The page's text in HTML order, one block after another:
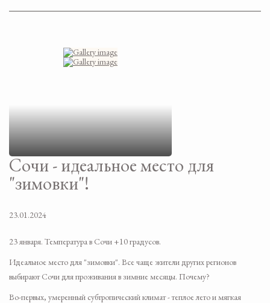
Сочи - идеальное место для
"зимовки"!
23.01.2024
23 января. Температура в Сочи +10 градусов.
Идеальное место для "зимовки". Все чаще жители других регионов
выбирают Сочи для проживания в зимние месяцы. Почему?
Во-первых, умеренный субтропический климат - теплое лето и мягкая